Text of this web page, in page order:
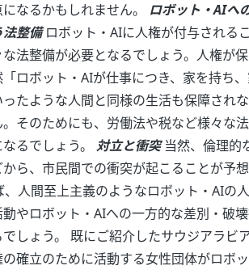
なるかもしれません。 ロボット・AIへ
整備ロボット・AIに人権が付与される
法整備が必要となるでしょう。人権が
ロボット・AIが仕事につき、家を持ち
たような人間と同様の生活も保障され
そのためにも、労働法や税など様々な
るでしょう。 対立と衝突当然、倫理的
ら、市民間での衝突が起こることが予
、人間至上主義のようなロボット・AIの人
やロボット・AIへの一方的な差別・破
しょう。 既にご紹介したサウジアラビ
確立のために活動する女性団体がロボッ